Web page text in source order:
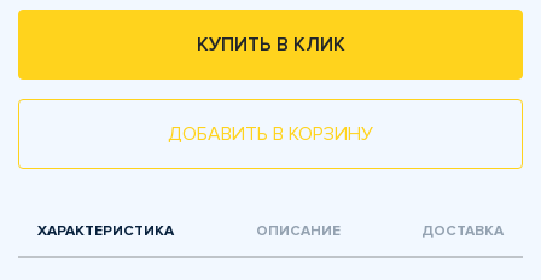
КУПИТЬ В КЛИК
ДОБАВИТЬ В КОРЗИНУ
ХАРАКТЕРИСТИКА ОПИСАНИЕ ДОСТАВКА